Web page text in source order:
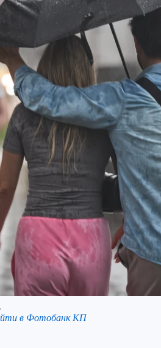
в Фотобанк КП